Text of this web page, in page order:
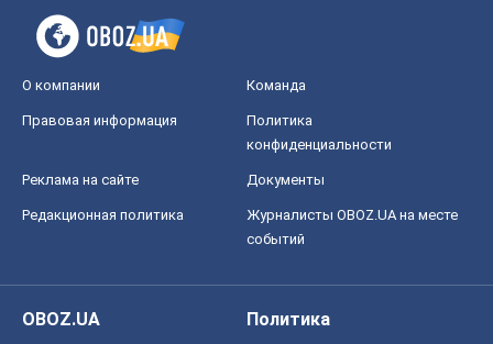
О компании Команда
Правовая информация
Политика
конфиденциальности
Реклама на сайте Документы
Редакционная политика
Журналисты OBOZ.UA на месте
событий
OBOZ.UA
Политика